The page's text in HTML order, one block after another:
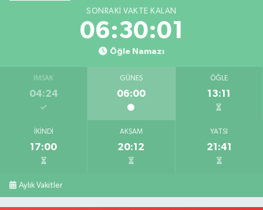
SONRAKI VAKTE KALAN
06:30:00
Öğle Namazı
İMSAK
04:24
GÜNEŞ
06:00
ÖĞLE
13:11
İKINDI
17:00
AKŞAM
20:12
YATSI
21:41
Aylık Vakitler